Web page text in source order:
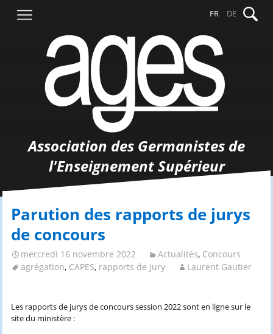
contenu
FR DE
Association des Germanistes de
l'Enseignement Supérieur
Parution des rapports de jurys
de concours
mercredi 16 novembre 2022 Actualités, Concours
agrégation, CAPES, rapports de jury Laurent Gautier
Les rapports de jurys de concours session 2022 sont en ligne sur le
site du ministère :